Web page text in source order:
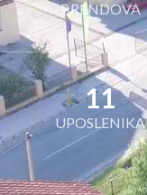
BRENDOVA
11
UPOSLENIKA